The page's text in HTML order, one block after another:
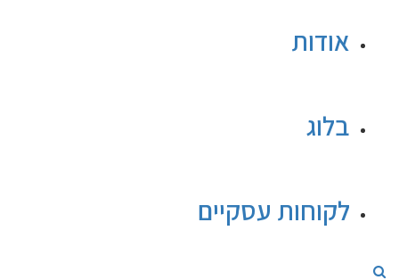
אודות
בלוג
לקוחות עסקיים